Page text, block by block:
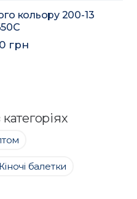
кольору 200-13
грн
балетки